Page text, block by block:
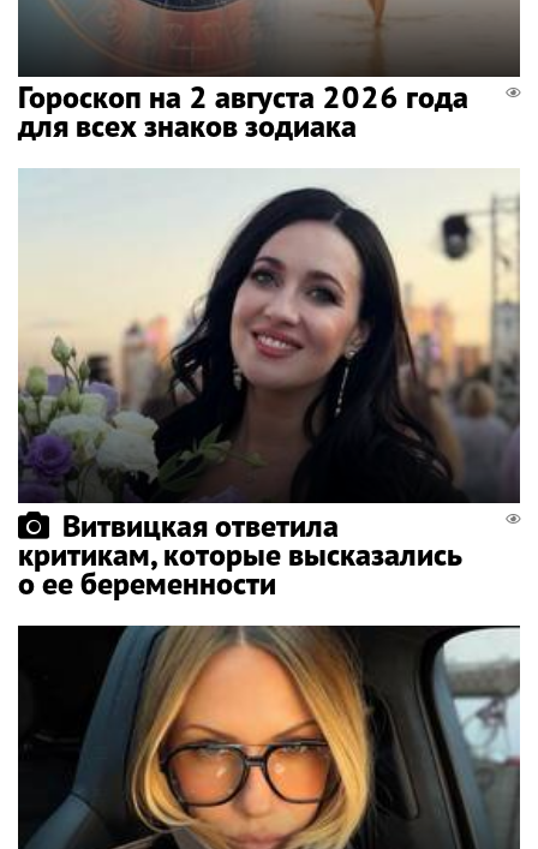
Гороскоп на 2 августа 2026 года
для всех знаков зодиака
Витвицкая ответила
критикам, которые высказались
о ее беременности